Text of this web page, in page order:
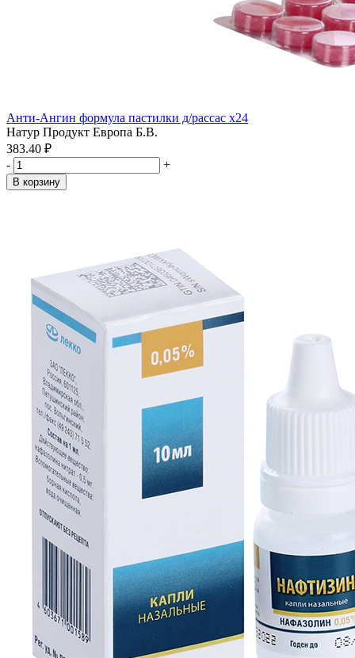
Анти-Ангин формула пастилки д/рассас x24
Натур Продукт Европа Б.В.
383.40 ₽
-
+
В корзину